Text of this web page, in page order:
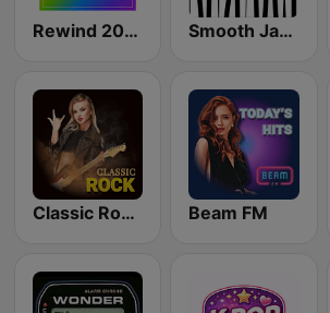
Rewind 2000's Smooth Jazz - Groov
Classic Rock Station Beam FM